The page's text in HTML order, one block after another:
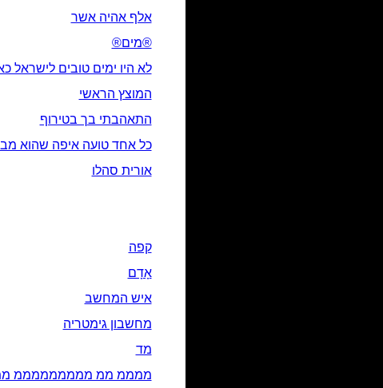
אלף אהיה אשר
®מים®
לא היו ימים טובים לישראל
המוצץ הראשי
התאהבתי בך בטירוף
כל אחד טועה איפה שהוא
אורית סהלו
קפה
אָדָם‎
איש המחשב
מחשבון גימטריה
מד
ממממ ממ מממממממממ